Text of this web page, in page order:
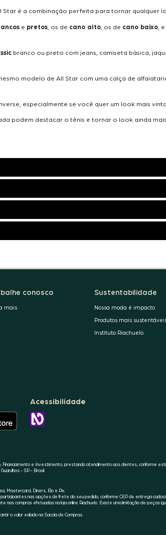
Star é a combinação perfeita para tornar qualquer
e pretos , os de cano alto , os de cano baixo ,
branco ou preto com jeans, camiseta básica,
modelo de All Star com uma calça de
especialmente se você quer um look mais
podem destacar o tênis e tornar o look ainda
conosco
mais
Sustentabilidade
Nossa moda é impacto
Produtos mais
Instituto Riachuelo
Acessibilidade
CONHEÇA
A
e Investimento, prestando atendimento aos clientes, conforme
- SP - Brasil.
Mastercard, Diners, Elo e Pix.
participantes nas opções de frete do seu pedido, conforme CEP de entrega
compras efetuadas na loja online Riachuelo. Existe uma limitação de peças
o valor exibido na Sacola de Compras.